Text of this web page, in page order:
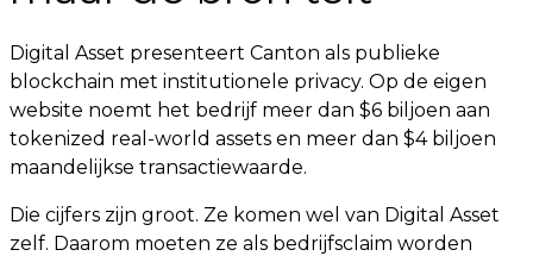
Digital Asset presenteert Canton als publieke
blockchain met institutionele privacy. Op de eigen
website noemt het bedrijf meer dan $6 biljoen aan
tokenized real-world assets en meer dan $4 biljoen
maandelijkse transactiewaarde.
Die cijfers zijn groot. Ze komen wel van Digital Asset
zelf. Daarom moeten ze als bedrijfsclaim worden